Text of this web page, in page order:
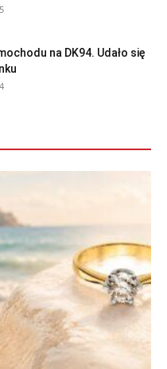
na DK94. Udało się